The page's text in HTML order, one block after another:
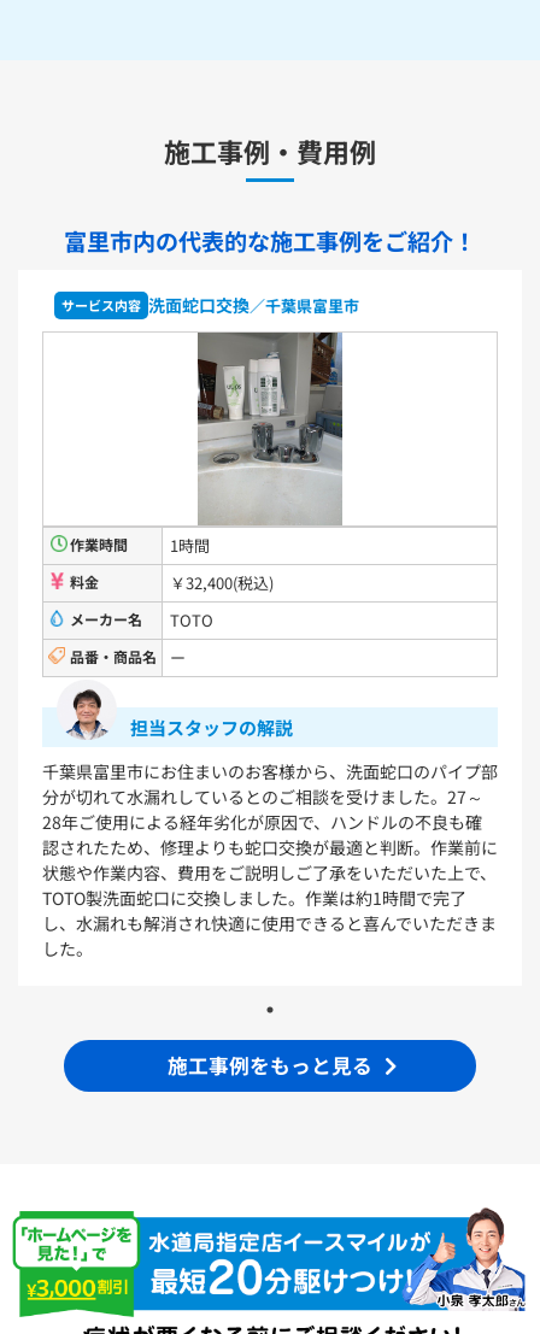
TKS05321Z TKS05305JA TKS05305ZA
TKS05301J TKS05311J
TKS05310J
洗面化粧台用水栓金具
TLHG30ES TLHG30ERZ
TLHG31AEFR
TLHG31AEFZ TLHG30EGR
TLS05301J TLS05301Z TLG05301J TLG05301Z
TLC32ERZ LF-E345SYCN
TBV03401J1 TBV03401Z1
洗面化粧台
VシリーズLMPB060A1GDC1G+LDPB060BAGEN2
VシリーズLMPB075A1GDC1G+LDPB075BAGEN2
VシリーズLMPB075A3GDC1G+LDPB075BAGEN2
VシリーズLMPB075B1GDC1G+LDPB075BAGEN2
浴室
シンラ サザナ
キッチン
施工事例・費用例
富里市内の代表的な施工事例をご紹介！
サービス内容 洗面蛇口交換／千葉県富里市
作業時間 1時間
料金 ￥32,400(税込)
メーカー名 TOTO
品番・商品名 ー
担当スタッフの解説
千葉県富里市にお住まいのお客様から、洗面蛇口のパイプ部
分が切れて水漏れしているとのご相談を受けました。27～
28年ご使用による経年劣化が原因で、ハンドルの不良も確
認されたため、修理よりも蛇口交換が最適と判断。作業前に
状態や作業内容、費用をご説明しご了承をいただいた上で、
TOTO製洗面蛇口に交換しました。作業は約1時間で完了
し、水漏れも解消され快適に使用できると喜んでいただきま
した。
施工事例をもっと見る